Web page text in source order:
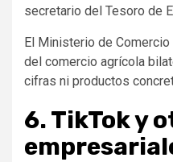
secretario del Tesoro de
El Ministerio de
del comercio agrícola
cifras ni productos
6. TikTok y